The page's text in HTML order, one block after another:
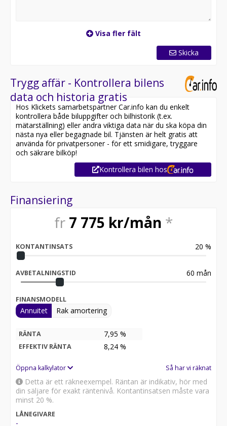
Visa fler fält
Skicka
Trygg affär - Kontrollera bilens
data och historia gratis
Hos Klickets samarbetspartner Car.info kan du enkelt
kontrollera både biluppgifter och bilhistorik (t.ex.
mätarställning) eller andra viktiga data när du ska köpa din
nästa nya eller begagnade bil. Tjänsten är helt gratis att
använda för privatpersoner - för ett smidigare, tryggare
och säkrare bilköp!
Kontrollera bilen hos
Finansiering
fr 7 775 kr/mån *
KONTANTINSATS 20 %
AVBETALNINGSTID 60 mån
FINANSMODELL
Annuitet Rak amortering
RÄNTA 7,95 %
EFFEKTIV RÄNTA 8,24 %
Öppna kalkylator Så har vi räknat
Detta är ett räkneexempel. Räntan är indikativ, hör med
din säljare för exakt räntenivå. Kontantinsatsen måste vara
minst 20 %.
LÅNEGIVARE
-